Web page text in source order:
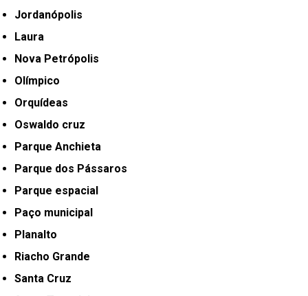
Jordanópolis
Laura
Nova Petrópolis
Olímpico
Orquídeas
Oswaldo cruz
Parque Anchieta
Parque dos Pássaros
Parque espacial
Paço municipal
Planalto
Riacho Grande
Santa Cruz